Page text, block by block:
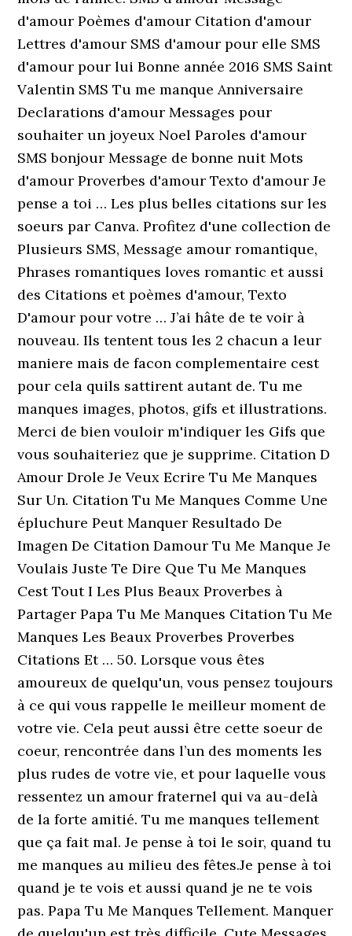
d'amour Poèmes d'amour Citation d'amour
Lettres d'amour SMS d'amour pour elle SMS
d'amour pour lui Bonne année 2016 SMS Saint
Valentin SMS Tu me manque Anniversaire
Declarations d'amour Messages pour
souhaiter un joyeux Noel Paroles d'amour
SMS bonjour Message de bonne nuit Mots
d'amour Proverbes d'amour Texto d'amour Je
pense a toi … Les plus belles citations sur les
soeurs par Canva. Profitez d'une collection de
Plusieurs SMS, Message amour romantique,
Phrases romantiques loves romantic et aussi
des Citations et poèmes d'amour, Texto
D'amour pour votre … J’ai hâte de te voir à
nouveau. Ils tentent tous les 2 chacun a leur
maniere mais de facon complementaire cest
pour cela quils sattirent autant de. Tu me
manques images, photos, gifs et illustrations.
Merci de bien vouloir m'indiquer les Gifs que
vous souhaiteriez que je supprime. Citation D
Amour Drole Je Veux Ecrire Tu Me Manques
Sur Un. Citation Tu Me Manques Comme Une
épluchure Peut Manquer Resultado De
Imagen De Citation Damour Tu Me Manque Je
Voulais Juste Te Dire Que Tu Me Manques
Cest Tout I Les Plus Beaux Proverbes à
Partager Papa Tu Me Manques Citation Tu Me
Manques Les Beaux Proverbes Proverbes
Citations Et … 50. Lorsque vous êtes
amoureux de quelqu'un, vous pensez toujours
à ce qui vous rappelle le meilleur moment de
votre vie. Cela peut aussi être cette soeur de
coeur, rencontrée dans l’un des moments les
plus rudes de votre vie, et pour laquelle vous
ressentez un amour fraternel qui va au-delà
de la forte amitié. Tu me manques tellement
que ça fait mal. Je pense à toi le soir, quand tu
me manques au milieu des fêtes.Je pense à toi
quand je te vois et aussi quand je ne te vois
pas. Papa Tu Me Manques Tellement. Manquer